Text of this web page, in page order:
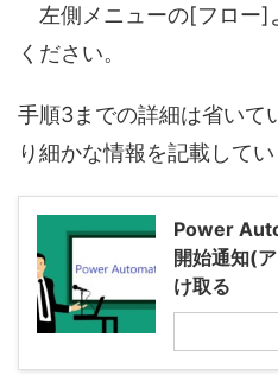
左側メニューの[フロー]
ください。
手順3までの詳細は省いて
り細かな情報を記載してい
Power
開始通知(
け取る